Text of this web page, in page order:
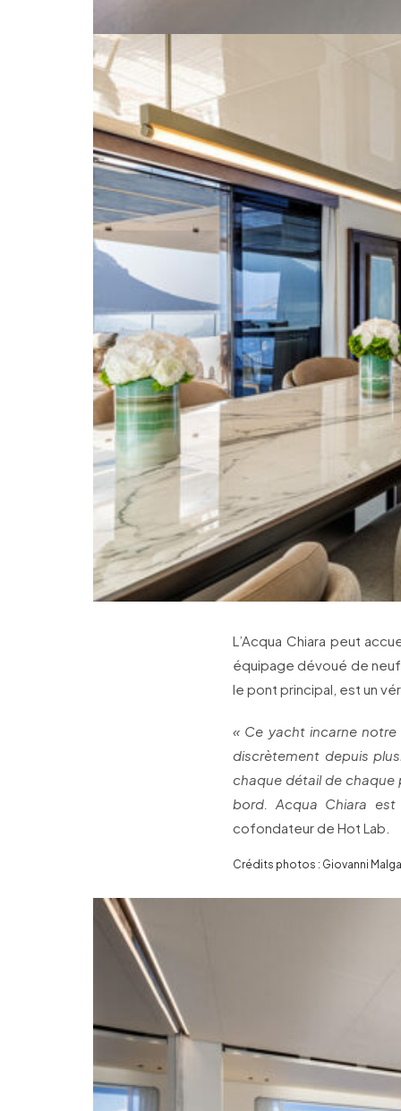
L’Acqua Chiara peut
équipage dévoué de
le pont principal, est un
« Ce yacht incarne
discrètement depuis
chaque détail de
bord. Acqua Chiara
cofondateur de Hot Lab.
Crédits photos : Giovanni